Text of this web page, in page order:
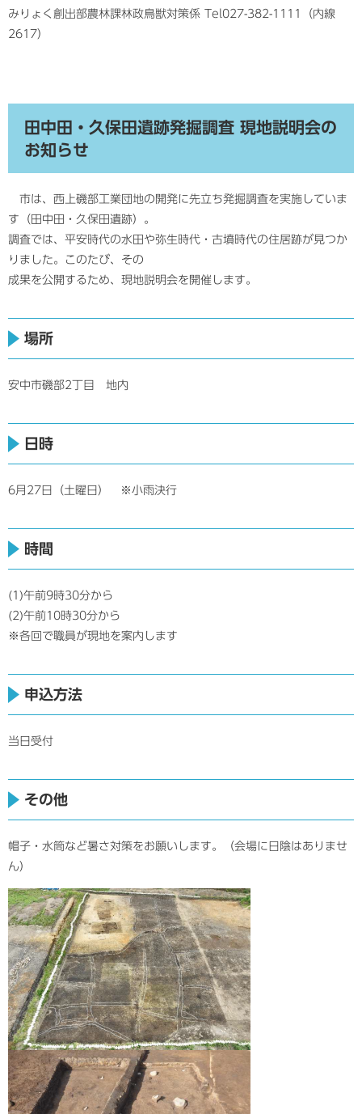
みりょく創出部農林課林政鳥獣対策係 Tel027-382-1111（内線
2617）
田中田・久保田遺跡発掘調査 現地説明会の
お知らせ
市は、西上磯部工業団地の開発に先立ち発掘調査を実施していま
す（田中田・久保田遺跡）。
調査では、平安時代の水田や弥生時代・古墳時代の住居跡が見つか
りました。このたび、その
成果を公開するため、現地説明会を開催します。
場所
安中市磯部2丁目 地内
日時
6月27日（土曜日） ※小雨決行
時間
(1)午前9時30分から
(2)午前10時30分から
※各回で職員が現地を案内します
申込方法
当日受付
その他
帽子・水筒など暑さ対策をお願いします。（会場に日陰はありませ
ん）